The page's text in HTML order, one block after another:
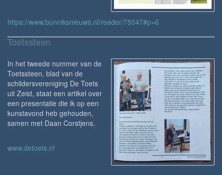
https://www.bunniksnieuws.nl/reader/75047#p=6
Toetssteen
In het tweede nummer van de
Toetssteen, blad van de
schildersvereniging De Toets
uit Zeist, staat een artikel over
een presentatie die ik op een
kunstavond heb gehouden,
samen met Daan Corstjens.
www.detoets.nl